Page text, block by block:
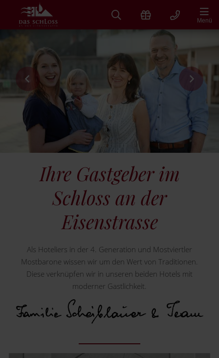
springen
Menü
Ihre Gastgeber im
Schloss an der
Eisenstrasse
Als Hoteliers in der 4. Generation und Mostviertler
Mostbarone wissen wir um den Wert von Traditionen.
Diese verknüpfen wir in unseren beiden Hotels mit
moderner Gastlichkeit.